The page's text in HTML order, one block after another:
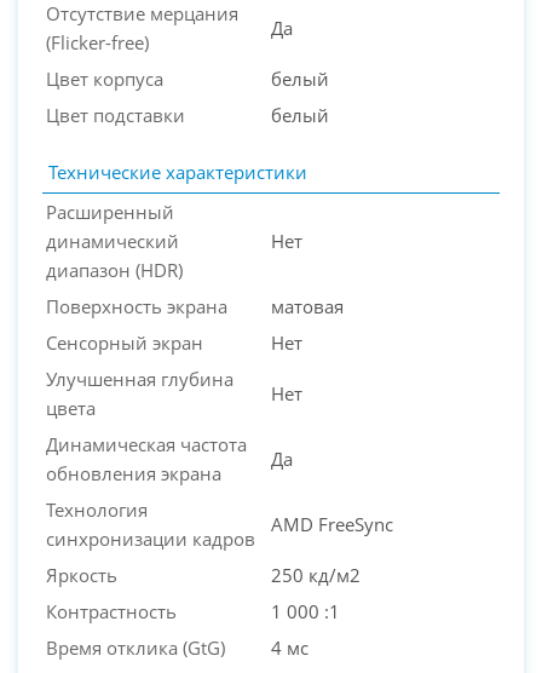
Отсутствие мерцания
(Flicker-free)
Да
Цвет корпуса
белый
Цвет подставки
белый
Технические характеристики
Расширенный
динамический
диапазон (HDR)
Нет
Поверхность экрана
матовая
Сенсорный экран
Нет
Улучшенная глубина
цвета
Нет
Динамическая частота
обновления экрана
Да
Технология
синхронизации кадров
AMD FreeSync
Яркость
250 кд/м2
Контрастность
1 000 :1
Время отклика (GtG)
4 мс